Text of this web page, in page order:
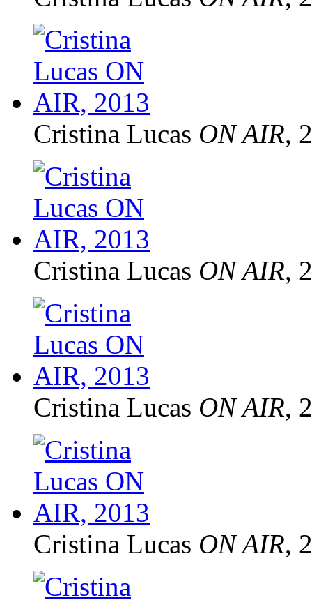
Cristina Lucas ON AIR,
Cristina Lucas ON AIR,
Cristina Lucas ON AIR,
Cristina Lucas ON AIR,